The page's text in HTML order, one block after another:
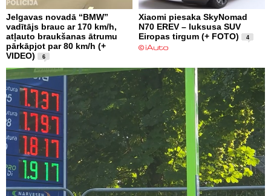
Jelgavas novadā “BMW”
vadītājs brauc ar 170 km/h,
atļauto braukšanas ātrumu
pārkāpjot par 80 km/h (+
VIDEO)
6
Xiaomi piesaka SkyNomad
N70 EREV – luksusa SUV
Eiropas tirgum (+ FOTO)
4